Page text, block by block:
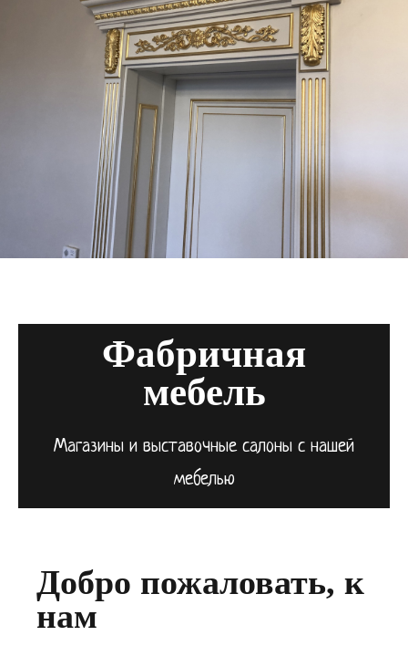
Фабричная
мебель
Магазины и выставочные салоны с нашей
мебелью
Добро пожаловать, к
нам